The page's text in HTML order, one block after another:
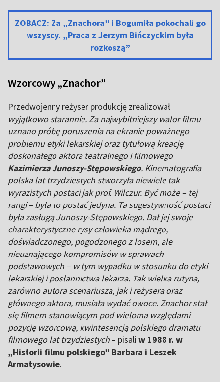
ZOBACZ: Za „Znachora” i Bogumiła pokochali go
wszyscy. „Praca z Jerzym Bińczyckim była
rozkoszą”
Wzorcowy „Znachor”
Przedwojenny reżyser produkcję zrealizował
wyjątkowo starannie. Za najwybitniejszy walor filmu
uznano próbę poruszenia na ekranie poważnego
problemu etyki lekarskiej oraz tytułową kreację
doskonałego aktora teatralnego i filmowego
Kazimierza Junoszy-Stępowskiego. Kinematografia
polska lat trzydziestych stworzyła niewiele tak
wyrazistych postaci jak prof. Wilczur. Być może – tej
rangi – była to postać jedyna. Ta sugestywność postaci
była zasługą Junoszy-Stępowskiego. Dał jej swoje
charakterystyczne rysy człowieka mądrego,
doświadczonego, pogodzonego z losem, ale
nieuznającego kompromisów w sprawach
podstawowych – w tym wypadku w stosunku do etyki
lekarskiej i posłannictwa lekarza. Tak wielka rutyna,
zarówno autora scenariusza, jak i reżysera oraz
głównego aktora, musiała wydać owoce. Znachor stał
się filmem stanowiącym pod wieloma względami
pozycję wzorcową, kwintesencją polskiego dramatu
filmowego lat trzydziestych – pisali w 1988 r. w
„Historii filmu polskiego” Barbara i Leszek
Armatysowie.